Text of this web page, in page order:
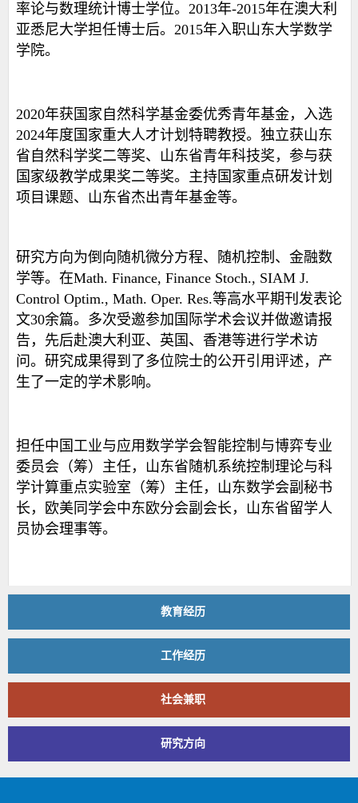
率论与数理统计博士学位。 2013年-2015年在澳大利
亚悉尼大学担任博士后。 2015年入职山东大学数学
学院。
2020年获 国家自然科学基金委优秀青年基金，入选
2024年度国家重大人才计划特聘教授。 独立获山东
省自然科学奖二等奖、山东省青年科技奖，参与获
国家级教学成果奖二等奖。主持国家重点研发计划
项目课题、山东省杰出青年基金等。
研究方向为倒向随机微分方程、随机控制、金融数
学等。在Math. Finance, Finance Stoch., SIAM J.
Control Optim., Math. Oper. Res.等高水平期刊发表论
文30余篇。多次受邀参加国际学术会议并做邀请报
告，先后赴澳大利亚、英国、香港等进行学术访
问。研究成果得到了多位院士的公开引用评述，产
生了一定的学术影响。
担任中国工业与应用数学学会智能控制与博弈专业
委员会（筹）主任，
山东省随机系统控制理论与科
学计算重点实验室（筹）主任，山东数学会副秘书
长，
欧美同学会中东欧分会副会长，
山东省留学人
员协会理事等。
教育经历
工作经历
社会兼职
研究方向